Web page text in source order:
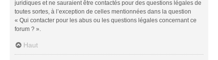
juridiques et ne sauraient être contactés pour des questions légales de
toutes sortes, à l’exception de celles mentionnées dans la question
« Qui contacter pour les abus ou les questions légales concernant ce
forum ? ».
Haut